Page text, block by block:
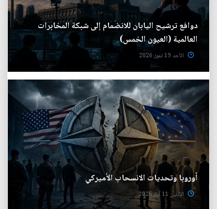
دوافع ترشيح اليابان للانضمام إلى شبكة المخابرات
العالمية (العيون الخمس)
الأحد 19 تموز 2026
أوروبا وتحديات الانسحاب الأميركي
الأثنين 11 آيار 2026